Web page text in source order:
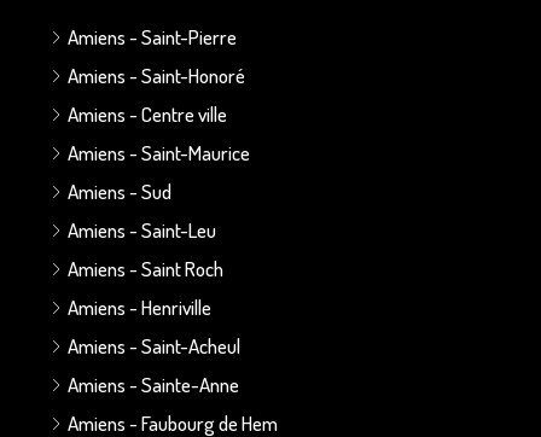
Amiens - Saint-Pierre
Amiens - Saint-Honoré
Amiens - Centre ville
Amiens - Saint-Maurice
Amiens - Sud
Amiens - Saint-Leu
Amiens - Saint Roch
Amiens - Henriville
Amiens - Saint-Acheul
Amiens - Sainte-Anne
Amiens - Faubourg de Hem